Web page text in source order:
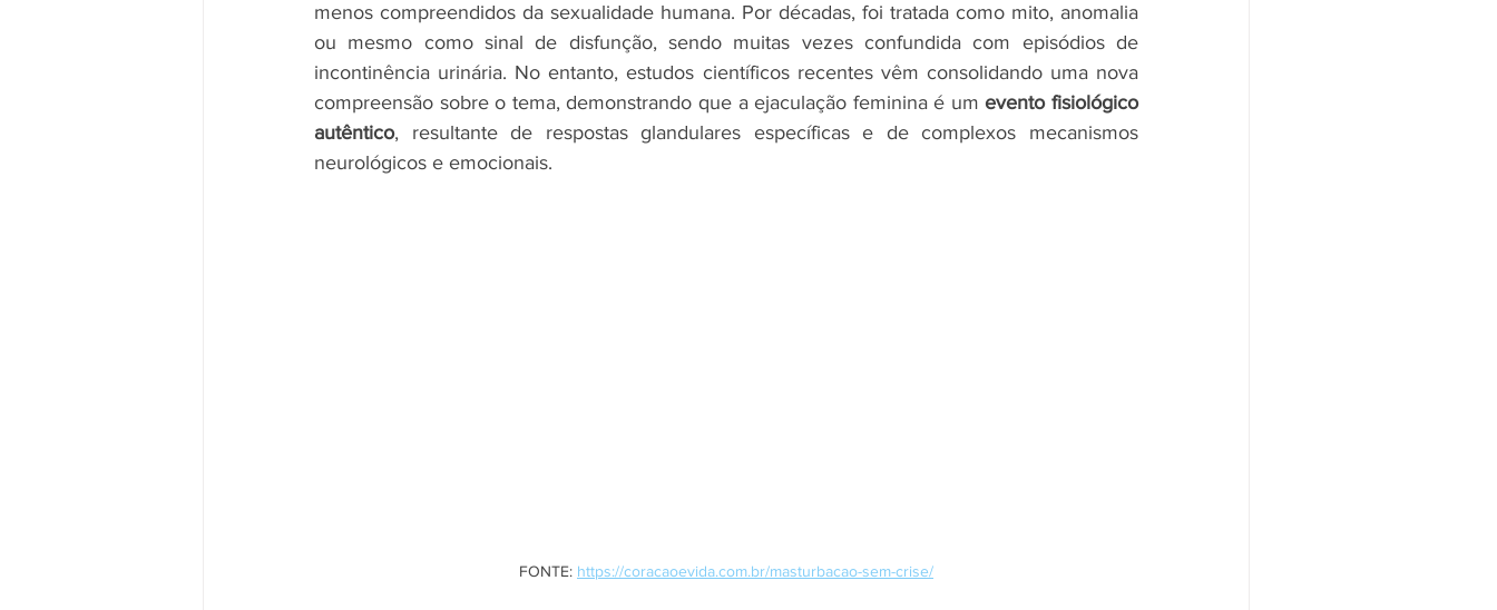
menos compreendidos da sexualidade humana. Por décadas, foi tratada como mito, anomalia
ou mesmo como sinal de disfunção, sendo muitas vezes confundida com episódios de
incontinência urinária. No entanto, estudos científicos recentes vêm consolidando uma nova
compreensão sobre o tema, demonstrando que a ejaculação feminina é um evento fisiológico
autêntico, resultante de respostas glandulares específicas e de complexos mecanismos
neurológicos e emocionais.
FONTE: https://coracaoevida.com.br/masturbacao-sem-crise/